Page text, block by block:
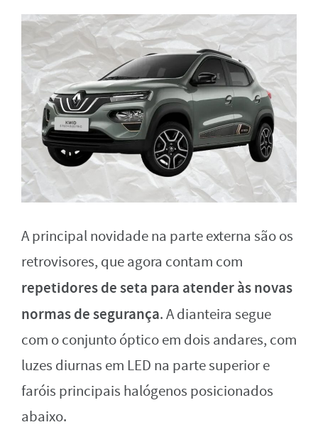
A principal novidade na parte externa são os
retrovisores, que agora contam com
repetidores de seta para atender às novas
normas de segurança. A dianteira segue
com o conjunto óptico em dois andares, com
luzes diurnas em LED na parte superior e
faróis principais halógenos posicionados
abaixo.